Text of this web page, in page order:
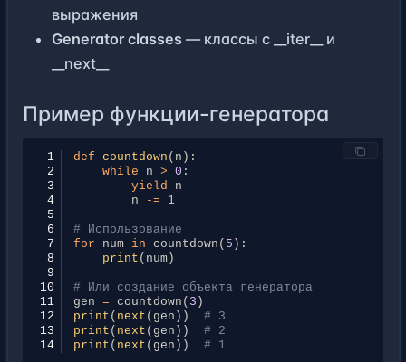
выражения
Generator classes — классы с __iter__ и
__next__
Пример функции-генератора
1 def countdown ( n ):
2
while n > 0 :
3
yield
n
4
n -=
1
5
6
# Использование
7
for num in countdown ( 5 ):
8
print ( num)
9
10
# Или создание объекта генератора
11
gen = countdown ( 3 )
12
print ( next ( gen ))
# 3
13
print ( next ( gen ))
# 2
14
print ( next ( gen )) # 1